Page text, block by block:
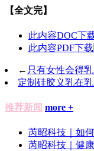
【全文完】
此内容DOC下
此内容PDF下载
← 只有女性会得
定制硅胶义乳在
推荐新闻 more +
芮昭科技｜如
芮昭科技｜健